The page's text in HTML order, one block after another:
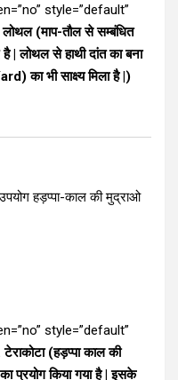
style=”default”
(माप-तौल से सम्बंधित
| लोथल से हाथी दांत का बना
का भी साक्ष्य मिला है |)
हड़प्पा-काल की मुद्राओ
style=”default”
(हड़प्पा काल की
प्रयोग किया गया है | इसके